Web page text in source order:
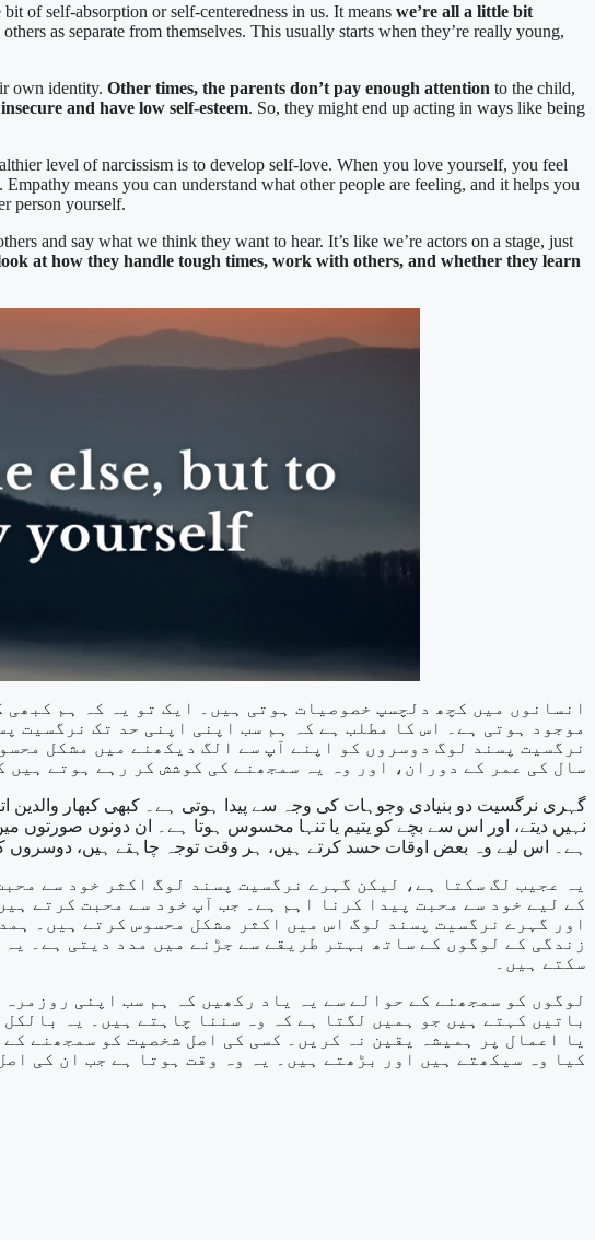
of self-absorption or self-centeredness in us. It means we’re all a little bit
as separate from themselves. This usually starts when they’re really young,
own identity. Other times, the parents don’t pay enough attention to the child,
and have low self-esteem. So, they might end up acting in ways like being
level of narcissism is to develop self-love. When you love yourself, you feel
means you can understand what other people are feeling, and it helps you
person yourself.
and say what we think they want to hear. It’s like we’re actors on a stage, just
at how they handle tough times, work with others, and whether they learn
انسانوں میں کچھ دلچسپ خصوصیات ہوتی ہیں۔ ایک تو یہ کہ ہم
موجود ہوتی ہے۔ اس کا مطلب ہے کہ ہم سب اپنی اپنی حد تک نرگسیت
نرگسیت پسند لوگ دوسروں کو اپنے آپ سے الگ دیکھنے میں مشکل
سال کی عمر کے دوران، اور وہ یہ سمجھنے کی کوشش کر رہے ہوتے ہیں
گہری نرگسیت دو بنیادی وجوہات کی وجہ سے پیدا ہوتی ہے۔ کبھی کبھار والدین
نہیں دیتے، اور اس سے بچے کو یتیم یا تنہا محسوس ہوتا ہے۔ ان دونوں
ہے۔ اس لیے وہ بعض اوقات حسد کرتے ہیں، ہر وقت توجہ چاہتے ہیں، دوسروں کو
یہ عجیب لگ سکتا ہے، لیکن گہرے نرگسیت پسند لوگ اکثر خود سے
کے لیے خود سے محبت پیدا کرنا اہم ہے۔ جب آپ خود سے محبت کرتے
اور گہرے نرگسیت پسند لوگ اس میں اکثر مشکل محسوس کرتے ہیں۔
زندگی کے لوگوں کے ساتھ بہتر طریقے سے جڑنے میں مدد دیتی ہے۔
سکتے ہیں۔
لوگوں کو سمجھنے کے حوالے سے یہ یاد رکھیں کہ ہم سب اپنی
باتیں کہتے ہیں جو ہمیں لگتا ہے کہ وہ سننا چاہتے ہیں۔ یہ
یا اعمال پر ہمیشہ یقین نہ کریں۔ کسی کی اصل شخصیت کو سمجھنے
کیا وہ سیکھتے ہیں اور بڑھتے ہیں۔ یہ وہ وقت ہوتا ہے جب ان کی